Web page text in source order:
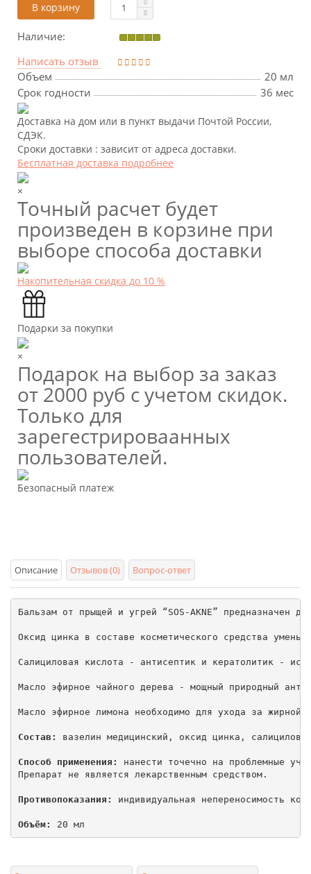
В корзину
Наличие:
Написать отзыв
Объем
20 мл
Срок годности
36 мес
Доставка на дом или в пункт выдачи Почтой России,
СДЭК.
Сроки доставки : зависит от адреса доставки.
Бесплатная доставка подробнее
×
Точный расчет будет
произведен в корзине при
выборе способа доставки
Накопительная скидка до 10 %
Подарки за покупки
×
Подарок на выбор за заказ
от 2000 руб с учетом скидок.
Только для
зарегестрироваанных
пользователей.
Безопасный платеж
Описание Отзывов (0) Вопрос-ответ
Бальзам от прыщей и угрей “SOS-AKNE” предназначен
Оксид цинка в составе косметического средства
Салициловая кислота - антисептик и кератолитик -
Масло эфирное чайного дерева - мощный природный
Масло эфирное лимона необходимо для ухода за
Состав: вазелин медицинский, оксид цинка,
Способ применения:
нанести точечно на проблемные
Препарат не является лекарственным средством.
Противопоказания: индивидуальная непереносимость
Объём: 20 мл